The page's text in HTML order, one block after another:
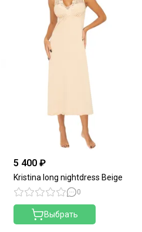
5 400 ₽
Kristina long nightdress Beige
0
Выбрать